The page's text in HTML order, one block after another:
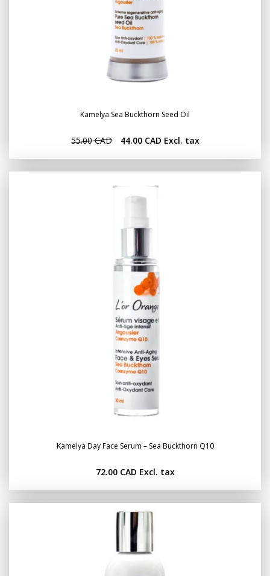
Kamelya Sea Buckthorn Seed Oil
55.00 CAD 44.00 CAD Excl. tax
Kamelya Day Face Serum – Sea Buckthorn Q10
72.00 CAD Excl. tax